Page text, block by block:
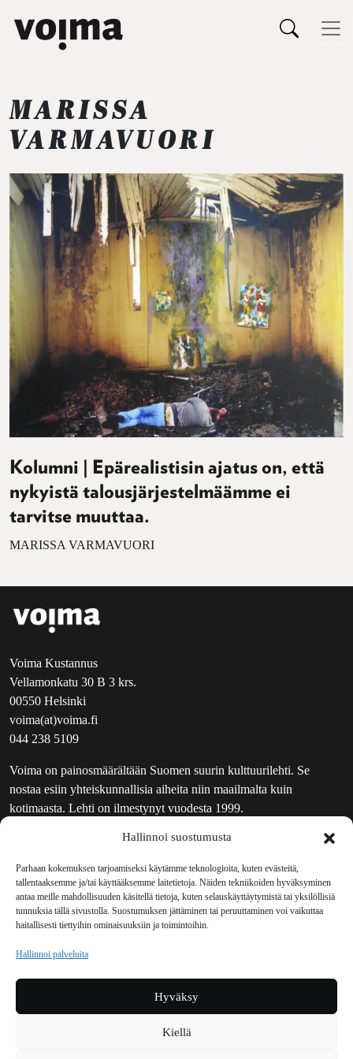
Hallinnoi suostumusta
Parhaan kokemuksen tarjoamiseksi käytämme teknologioita, kuten evästeitä,
tallentaaksemme ja/tai käyttääksemme laitetietoja. Näiden tekniikoiden hyväksyminen
antaa meille mahdollisuuden käsitellä tietoja, kuten selauskäyttäytymistä tai yksilöllisiä
tunnuksia tällä sivustolla. Suostumuksen jättäminen tai peruuttaminen voi vaikuttaa
haitallisesti tiettyihin ominaisuuksiin ja toimintoihin.
Hallinnoi palveluita
Hyväksy
Kiellä
Päävalikko
MARISSA
VARMAVUORI
Kolumni | Epärealistisin ajatus on, että
nykyistä talousjärjestelmäämme ei
tarvitse muuttaa.
MARISSA VARMAVUORI
Voima Kustannus
Vellamonkatu 30 B 3 krs.
00550 Helsinki
voima(at)voima.fi
044 238 5109
Voima on painosmäärältään Suomen suurin kulttuurilehti. Se
nostaa esiin yhteiskunnallisia aiheita niin maailmalta kuin
kotimaasta. Lehti on ilmestynyt vuodesta 1999.
UUTISKIRJE
MAINOSTAJILLE
VASTAMAINOKSET
JAKELUPAIKAT
REKISTERISELOSTE
TILAUKSEN PERUUTUSPYYNTÖ
TILAUSOHJEET JA -EHDOT